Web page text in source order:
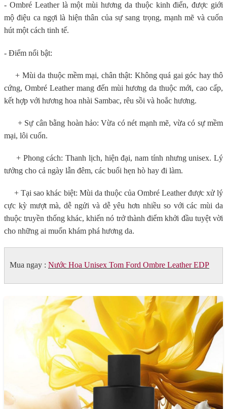
- Ombré Leather là một mùi hương da thuộc kinh điển, được giới
mộ điệu ca ngợi là hiện thân của sự sang trọng, mạnh mẽ và cuốn
hút một cách tinh tế.
- Điểm nổi bật:
+ Mùi da thuộc mềm mại, chân thật: Không quá gai góc hay thô
cứng, Ombré Leather mang đến mùi hương da thuộc mới, cao cấp,
kết hợp với hương hoa nhài Sambac, rêu sồi và hoắc hương.
+ Sự cân bằng hoàn hảo: Vừa có nét mạnh mẽ, vừa có sự mềm
mại, lôi cuốn.
+ Phong cách: Thanh lịch, hiện đại, nam tính nhưng unisex. Lý
tưởng cho cả ngày lẫn đêm, các buổi hẹn hò hay đi làm.
+ Tại sao khác biệt: Mùi da thuộc của Ombré Leather được xử lý
cực kỳ mượt mà, dễ ngửi và dễ yêu hơn nhiều so với các mùi da
thuộc truyền thống khác, khiến nó trở thành điểm khởi đầu tuyệt vời
cho những ai muốn khám phá hương da.
Mua ngay : Nước Hoa Unisex Tom Ford Ombre Leather EDP